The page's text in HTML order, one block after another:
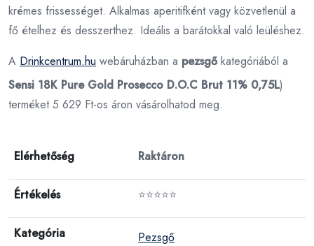
krémes frissességet. Alkalmas aperitifként vagy közvetlenül a
fő ételhez és desszerthez. Ideális a barátokkal való leüléshez.
A Drinkcentrum.hu webáruházban a pezsgő kategóriából a
Sensi 18K Pure Gold Prosecco D.O.C Brut 11% 0,75L)
terméket 5 629 Ft-os áron vásárolhatod meg.
Elérhetőség Raktáron
Értékelés ⭐⭐⭐⭐⭐
Kategória Pezsgő